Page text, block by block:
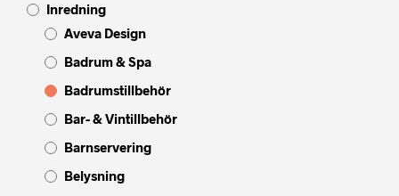
Inredning
Aveva Design
Badrum & Spa
Badrumstillbehör
Bar- & Vintillbehör
Barnservering
Belysning